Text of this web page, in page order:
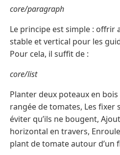
core/paragraph
Le principe est simple : offrir
stable et vertical pour les
Pour cela, il suffit de :
core/list
Planter deux poteaux en
rangée de tomates, Les
éviter qu’ils ne bougent,
horizontal en travers,
plant de tomate autour d’un